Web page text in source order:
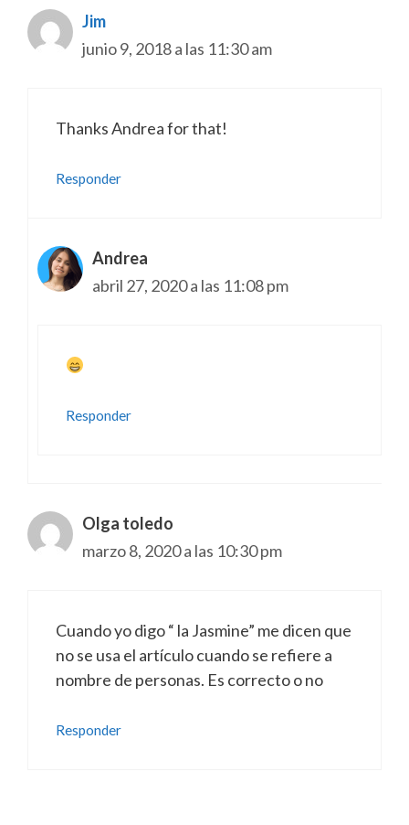
Jim
junio 9, 2018 a las 11:30 am
Thanks Andrea for that!
Responder
Andrea
abril 27, 2020 a las 11:08 pm
Responder
Olga toledo
marzo 8, 2020 a las 10:30 pm
Cuando yo digo “ la Jasmine” me dicen que
no se usa el artículo cuando se refiere a
nombre de personas. Es correcto o no
Responder